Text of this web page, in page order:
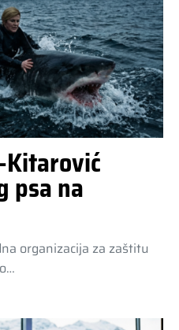
Kitarović
psa na
organizacija za zaštitu